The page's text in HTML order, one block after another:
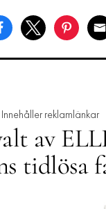
Innehåller reklamlänkar
av
tidlösa